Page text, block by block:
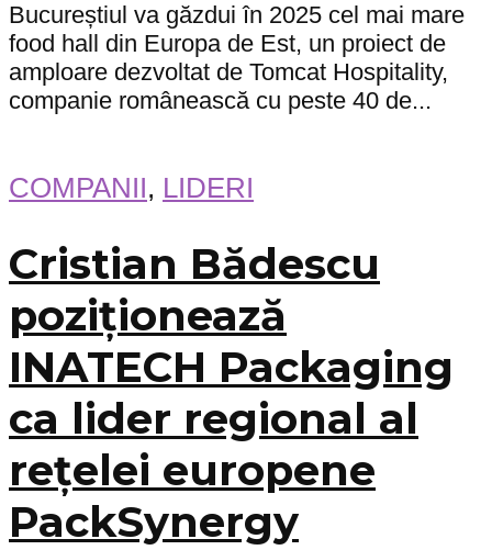
Bucureștiul va găzdui în 2025 cel mai mare
food hall din Europa de Est, un proiect de
amploare dezvoltat de Tomcat Hospitality,
companie românească cu peste 40 de...
COMPANII, LIDERI
Cristian Bădescu
poziționează
INATECH Packaging
ca lider regional al
rețelei europene
PackSynergy